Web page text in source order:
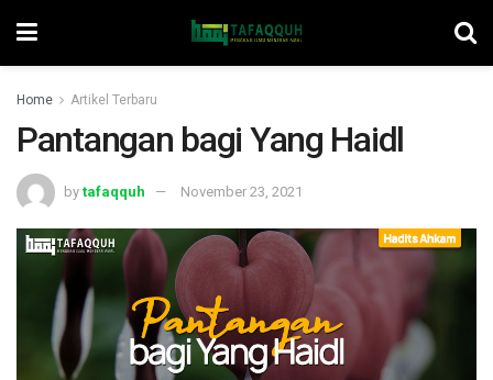
Home Artikel Terbaru
Pantangan bagi Yang Haidl
by tafaqquh November 23, 2021